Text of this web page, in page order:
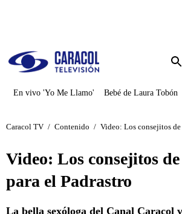
En vivo 'Yo Me Llamo' Bebé de Laura Tobón
Caracol TV / Contenido / Video: Los consejitos
Video: Los consejitos
para el Padrastro
La bella sexóloga del Canal Caracol